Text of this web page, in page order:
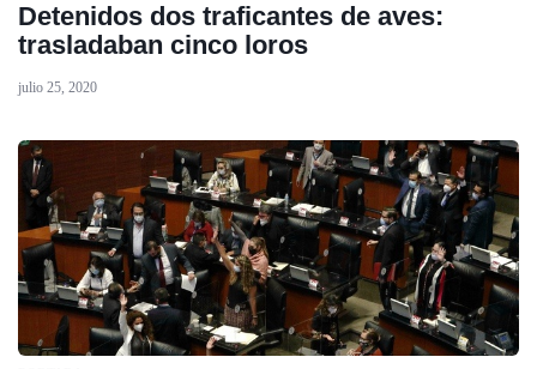
Detenidos dos traficantes de aves:
trasladaban cinco loros
julio 25, 2020